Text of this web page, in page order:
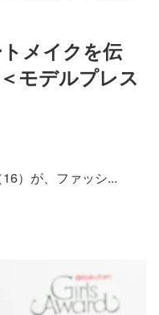
メイクを伝
モデルプレス
）が、ファッシ...